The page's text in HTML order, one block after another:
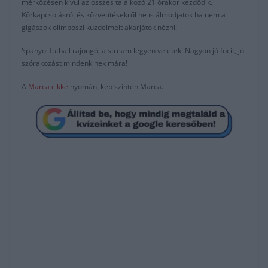
mérkőzésen kívül az összes találkozó 21 órakor kezdődik.
Körkapcsolásról és közvetítésekről ne is álmodjatok ha nem a
gigászok olimposzi küzdelmeit akarjátok nézni!
Spanyol futball rajongó, a stream legyen veletek! Nagyon jó focit, jó
szórakozást mindenkinek mára!
A Marca cikke nyomán, kép szintén Marca.